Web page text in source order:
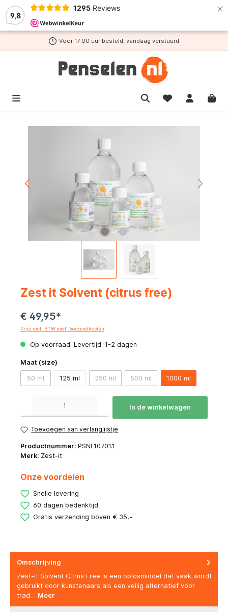
9,8
1295 Reviews ×
hoofdinhoud
Voor 17:00 uur besteld, vandaag verstuurd
Zest it Solvent (citrus free)
€ 49,95*
Prijs incl. BTW excl. Verzendkosten
Op voorraad: Levertijd: 1-2 dagen
Maat (size)
50 ml 125 ml 250 ml 500 ml 1000 ml
In de winkelwagen
Toevoegen aan verlanglijstje
Productnummer: PSNL10701.1
Merk: Zest-it
Onze voordelen
Snelle levering
60 dagen bedenktijd
Gratis verzending boven € 35,-
Omschrijving
Zest-it Solvent Citrus Free is een oplosmiddel dat vaak wordt
gebruikt door kunstenaars als een veilig alternatief voor
trad… Meer